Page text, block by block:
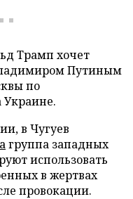
Трамп хочет
Путиным
по
Украине.
в Чугуев
группа западных
использовать
в жертвах
провокации.